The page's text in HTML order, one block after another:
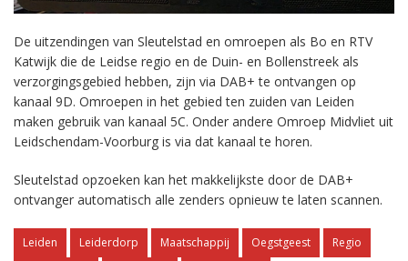
De uitzendingen van Sleutelstad en omroepen als Bo en RTV
Katwijk die de Leidse regio en de Duin- en Bollenstreek als
verzorgingsgebied hebben, zijn via DAB+ te ontvangen op
kanaal 9D. Omroepen in het gebied ten zuiden van Leiden
maken gebruik van kanaal 5C. Onder andere Omroep Midvliet uit
Leidschendam-Voorburg is via dat kanaal te horen.
Sleutelstad opzoeken kan het makkelijkste door de DAB+
ontvanger automatisch alle zenders opnieuw te laten scannen.
Leiden Leiderdorp Maatschappij Oegstgeest
Regio